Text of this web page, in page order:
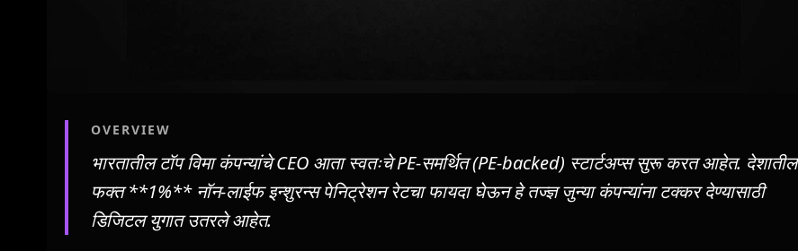
OVERVIEW
भारतातील टॉप विमा कंपन्यांचे CEO आता स्वतःचे PE-समर्थित (PE-backed) स्टार्टअप्स सुरू करत आहेत. देशातील
फक्त **1%** नॉन-लाईफ इन्शुरन्स पेनिट्रेशन रेटचा फायदा घेऊन हे तज्ज्ञ जुन्या कंपन्यांना टक्कर देण्यासाठी
डिजिटल युगात उतरले आहेत.